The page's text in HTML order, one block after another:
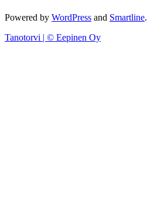
Powered by WordPress and Smartline.
Tanotorvi | © Eepinen Oy